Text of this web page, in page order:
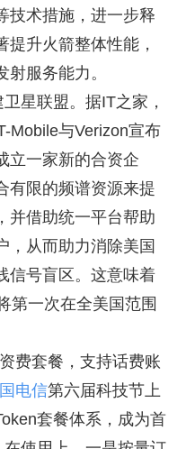
技术措施，进一步释
升火箭整体性能，
服务能力。
星联盟。据IT之家，
Mobile与Verizon宣布
立一家新的合资企
有限的频谱资源来提
并借助统一平台帮助
，从而助力消除美国
信号盲区。这意味着
第一次在全美国范围
费套餐，支持话费账
电信第六届科技节上
套餐体系，成为首